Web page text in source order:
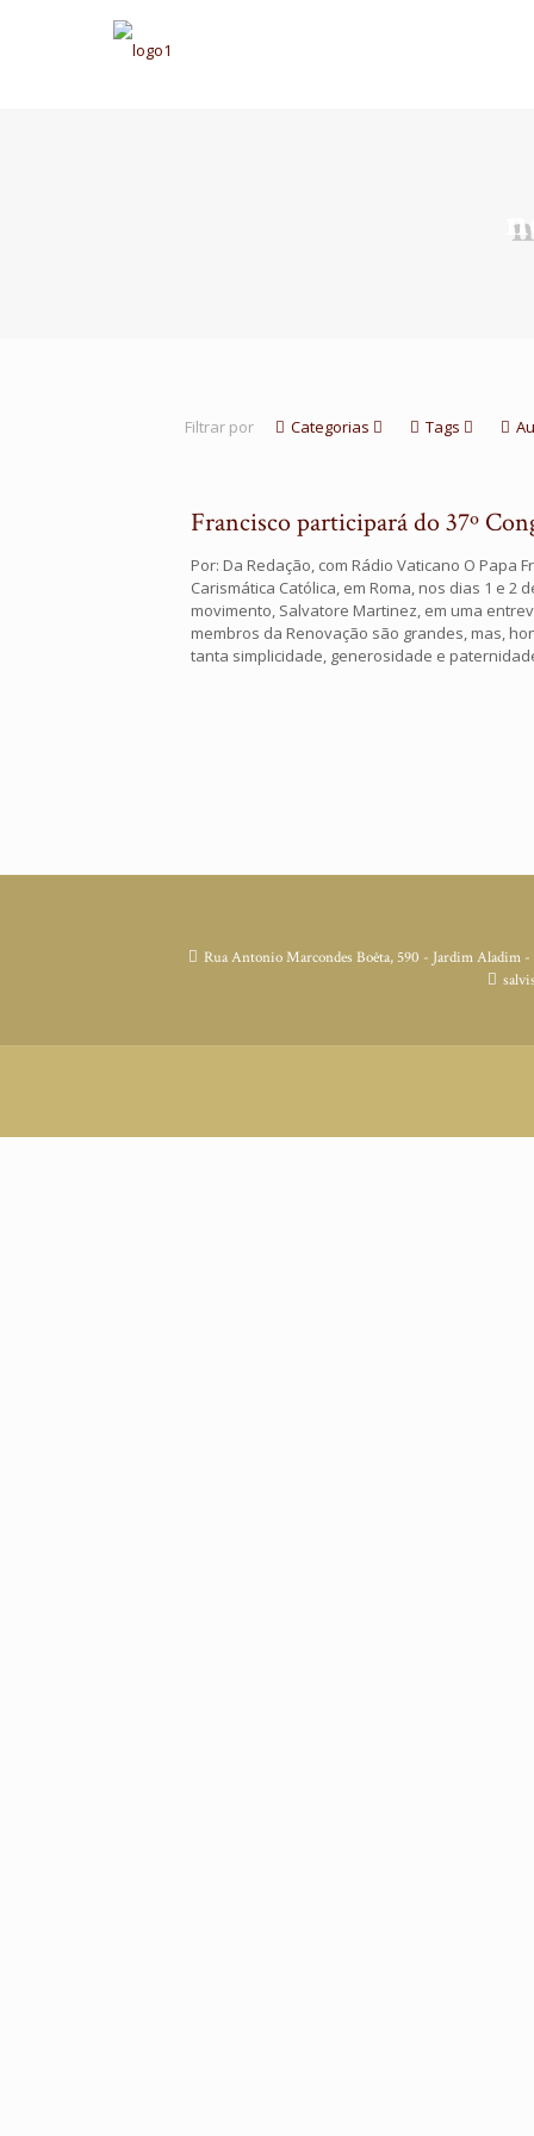
Filtrar por Categorias Tags
Francisco participará do 37º
Por: Da Redação, com Rádio Vaticano O Papa
Carismática Católica, em Roma, nos dias 1 e
movimento, Salvatore Martinez, em uma
membros da Renovação são grandes, mas,
tanta simplicidade, generosidade e
Rua Antonio Marcondes Boêta, 590 - Jardim Aladim -